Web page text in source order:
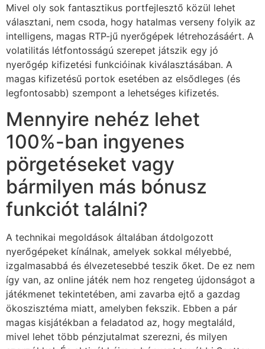
Mivel oly sok fantasztikus portfejlesztő közül lehet
választani, nem csoda, hogy hatalmas verseny folyik az
intelligens, magas RTP-jű nyerőgépek létrehozásáért. A
volatilitás létfontosságú szerepet játszik egy jó
nyerőgép kifizetési funkcióinak kiválasztásában. A
magas kifizetésű portok esetében az elsődleges (és
legfontosabb) szempont a lehetséges kifizetés.
Mennyire nehéz lehet
100%-ban ingyenes
pörgetéseket vagy
bármilyen más bónusz
funkciót találni?
A technikai megoldások általában átdolgozott
nyerőgépeket kínálnak, amelyek sokkal mélyebbé,
izgalmasabbá és élvezetesebbé teszik őket. De ez nem
így van, az online játék nem hoz rengeteg újdonságot a
játékmenet tekintetében, ami zavarba ejtő a gazdag
ökoszisztéma miatt, amelyben fekszik. Ebben a pár
magas kisjátékban a feladatod az, hogy megtaláld,
mivel lehet több pénzjutalmat szerezni, és milyen